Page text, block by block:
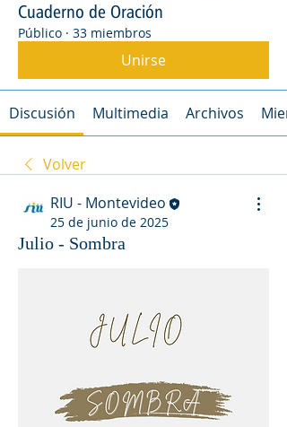
Cuaderno de Oración
Público · 33 miembros
Unirse
Discusión Multimedia Archivos
Volver
RIU - Montevideo
25 de junio de 2025
Julio - Sombra